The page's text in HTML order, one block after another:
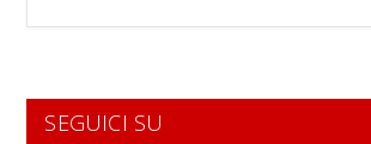
SEGUICI SU